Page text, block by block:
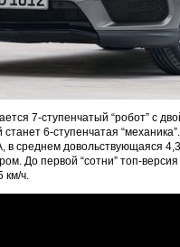
7-ступенчатый “робот” с
6-ступенчатая
в среднем довольствующаяся
До первой “сотни” топ-
км/ч.